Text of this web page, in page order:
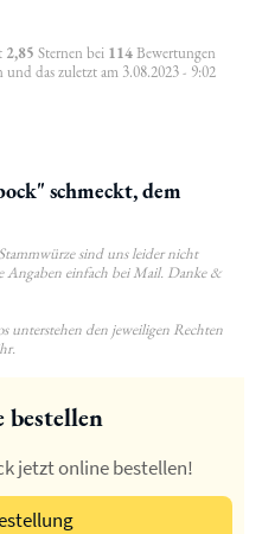
2,85 Sternen bei 114Bewertungen
und das zuletzt am 3.08.2023 - 9:02
schmeckt, dem
sind uns leider nicht
einfach bei Mail. Danke &
unterstehen den jeweiligen Rechten
bestellen
jetzt online bestellen!